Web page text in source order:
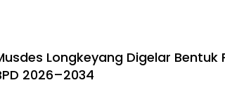
Longkeyang Digelar Bentuk
2026–2034